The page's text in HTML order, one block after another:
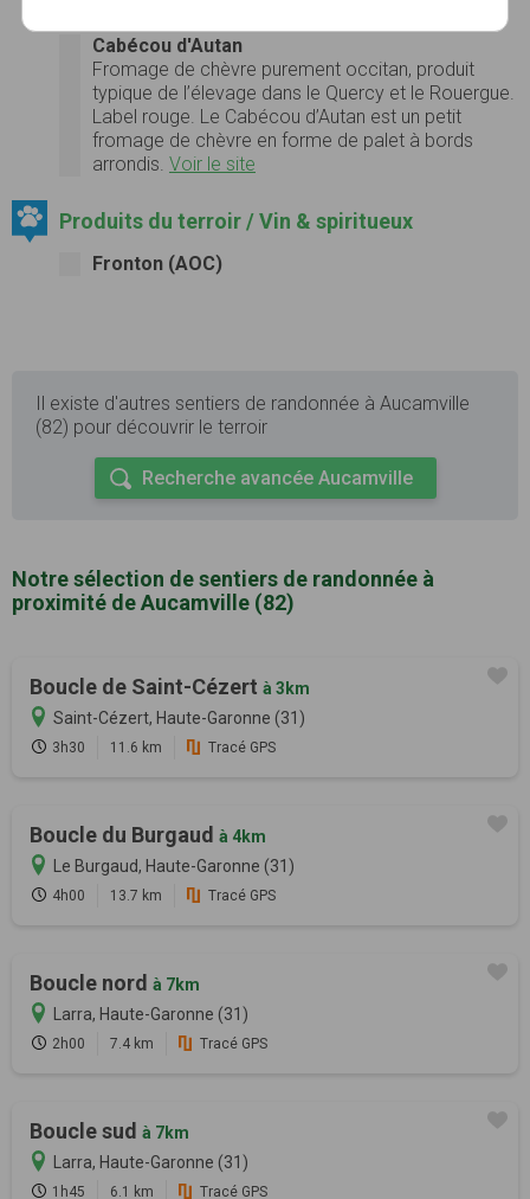
Cabécou d'Autan
Fromage de chèvre purement occitan, produit
typique de l’élevage dans le Quercy et le Rouergue.
Label rouge. Le Cabécou d’Autan est un petit
fromage de chèvre en forme de palet à bords
arrondis. Voir le site
Produits du terroir / Vin & spiritueux
Fronton (AOC)
Il existe d'autres sentiers de randonnée à Aucamville
(82) pour découvrir le terroir
Recherche avancée Aucamville
Notre sélection de sentiers de randonnée à
proximité de Aucamville (82)
Boucle de Saint-Cézert à 3km
Saint-Cézert, Haute-Garonne (31)
3h30 11.6 km Tracé GPS
Boucle du Burgaud à 4km
Le Burgaud, Haute-Garonne (31)
4h00 13.7 km Tracé GPS
Boucle nord à 7km
Larra, Haute-Garonne (31)
2h00 7.4 km Tracé GPS
Boucle sud à 7km
Larra, Haute-Garonne (31)
1h45 6.1 km Tracé GPS